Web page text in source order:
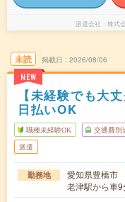
派遣会社 株式
未読
NEW
掲載日 2026/08/06
【未経験でも大
日払いOK
職種未経験OK 交通費別
派遣
勤務地
愛知県豊橋市
老津駅から車9